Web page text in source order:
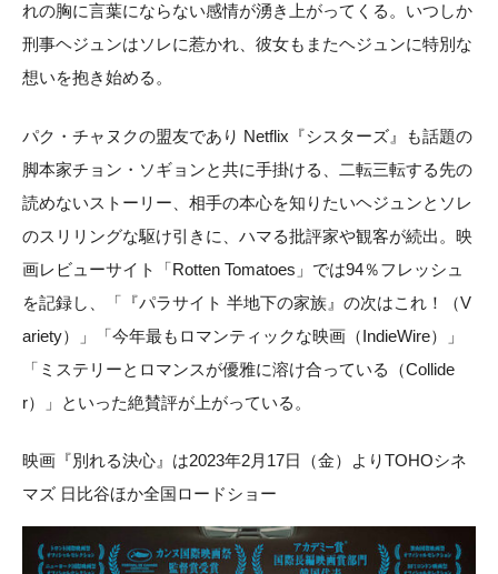
れの胸に言葉にならない感情が湧き上がってくる。いつしか
刑事ヘジュンはソレに惹かれ、彼女もまたヘジュンに特別な
想いを抱き始める。
パク・チャヌクの盟友であり Netflix『シスターズ』も話題の
脚本家チョン・ソギョンと共に手掛ける、二転三転する先の
読めないストーリー、相手の本心を知りたいヘジュンとソレ
のスリリングな駆け引きに、ハマる批評家や観客が続出。映
画レビューサイト「Rotten Tomatoes」では94％フレッシュ
を記録し、「『パラサイト 半地下の家族』の次はこれ！（V
ariety）」「今年最もロマンティックな映画（IndieWire）」
「ミステリーとロマンスが優雅に溶け合っている（Collide
r）」といった絶賛評が上がっている。
映画『別れる決心』は2023年2月17日（金）よりTOHOシネ
マズ 日比谷ほか全国ロードショー